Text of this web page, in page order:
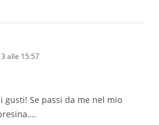
alle 15:57
gusti! Se passi da me nel mio